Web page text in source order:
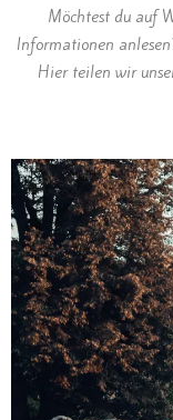
Möchtest du auf
Informationen
Hier teilen wir